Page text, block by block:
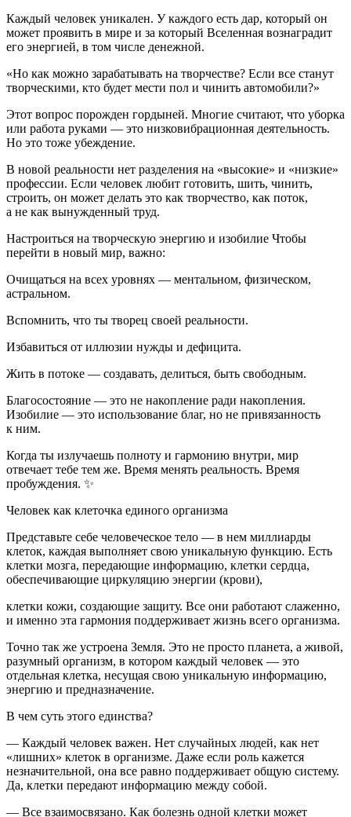
Каждый человек уникален. У каждого есть дар, который он
может проявить в мире и за который Вселенная вознаградит
его энергией, в том числе денежной.
«Но как можно зарабатывать на творчестве? Если все станут
творческими, кто будет мести пол и чинить автомобили?»
Этот вопрос порожден гордыней. Многие считают, что уборка
или работа руками — это низковибрационная деятельность.
Но это тоже убеждение.
В новой реальности нет разделения на «высокие» и «низкие»
профессии. Если человек любит готовить, шить, чинить,
строить, он может делать это как творчество, как поток,
а не как вынужденный труд.
Настроиться на творческую энергию и изобилие Чтобы
перейти в новый мир, важно:
Очищаться на всех уровнях — ментальном, физическом,
астральном.
Вспомнить, что ты творец своей реальности.
Избавиться от иллюзии нужды и дефицита.
Жить в потоке — создавать, делиться, быть свободным.
Благосостояние — это не накопление ради накопления.
Изобилие — это использование благ, но не привязанность
к ним.
Когда ты излучаешь полноту и гармонию внутри, мир
отвечает тебе тем же. Время менять реальность. Время
пробуждения. ✨
Человек как клеточка единого организма
Представьте себе человеческое тело — в нем миллиарды
клеток, каждая выполняет свою уникальную функцию. Есть
клетки мозга, передающие информацию, клетки сердца,
обеспечивающие циркуляцию энергии (крови),
клетки кожи, создающие защиту. Все они работают слаженно,
и именно эта гармония поддерживает жизнь всего организма.
Точно так же устроена Земля. Это не просто планета, а живой,
разумный организм, в котором каждый человек — это
отдельная клетка, несущая свою уникальную информацию,
энергию и предназначение.
В чем суть этого единства?
— Каждый человек важен. Нет случайных людей, как нет
«лишних» клеток в организме. Даже если роль кажется
незначительной, она все равно поддерживает общую систему.
Да, клетки передают информацию между собой.
— Все взаимосвязано. Как болезнь одной клетки может